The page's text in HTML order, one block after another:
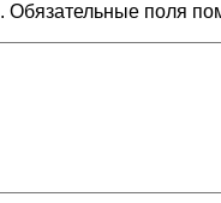
Обязательные поля